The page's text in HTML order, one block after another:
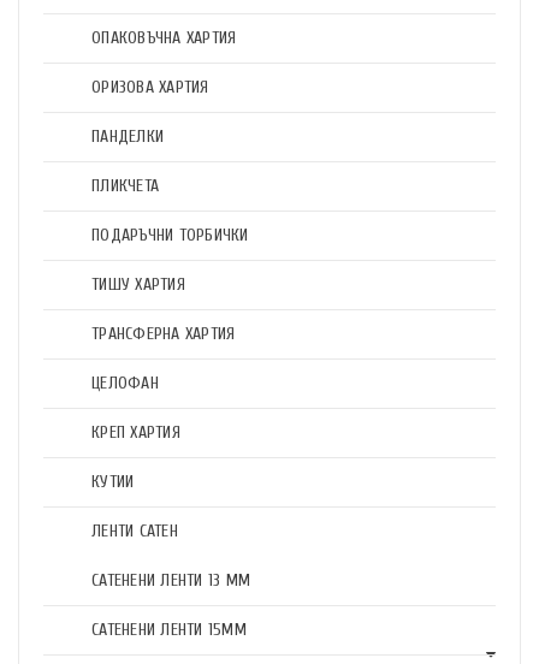
ОПАКОВЪЧНА ХАРТИЯ
ОРИЗОВА ХАРТИЯ
ПАНДЕЛКИ
ПЛИКЧЕТА
ПОДАРЪЧНИ ТОРБИЧКИ
ТИШУ ХАРТИЯ
ТРАНСФЕРНА ХАРТИЯ
ЦЕЛОФАН
КРЕП ХАРТИЯ
КУТИИ
ЛЕНТИ САТЕН
САТЕНЕНИ ЛЕНТИ 13 ММ
САТЕНЕНИ ЛЕНТИ 15ММ